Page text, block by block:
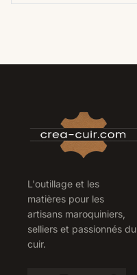
L'outillage et les
matières pour les
artisans maroquiniers,
selliers et passionnés du
cuir.